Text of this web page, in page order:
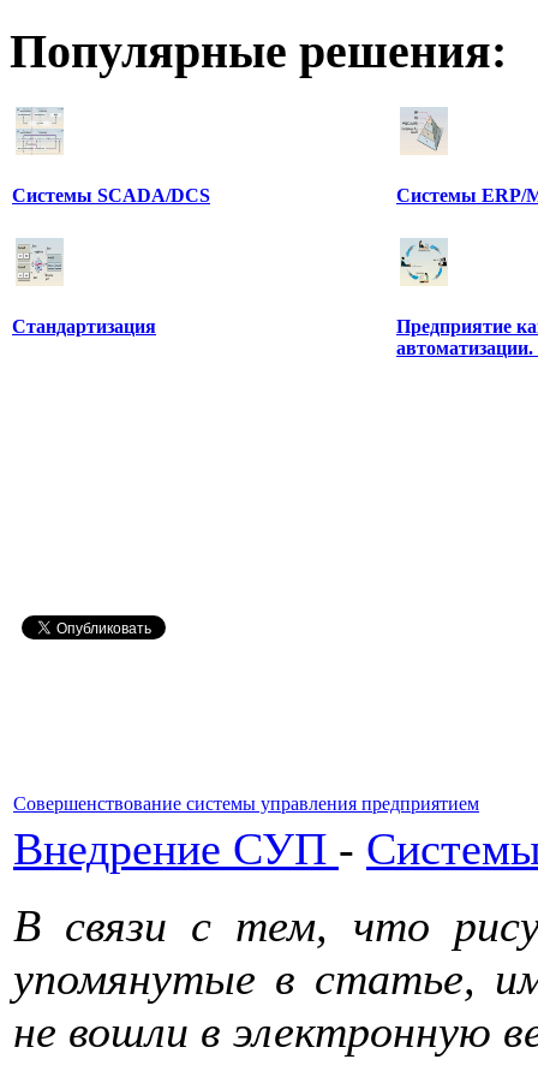
Популярные решения:
Системы SCADA/DCS Системы ERP/
Стандартизация
Предприятие
Совершенствование системы управления предприятием
Внедрение СУП -
В связи с тем, что
упомянутые в статье,
не вошли в электронную